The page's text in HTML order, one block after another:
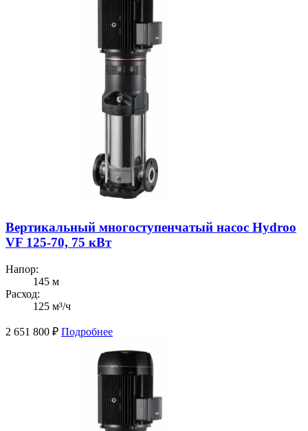
Вертикальный многоступенчатый насос Hydroo
VF 125-70, 75 кВт
Напор:
145 м
Расход:
125 м³/ч
2 651 800 ₽ Подробнее